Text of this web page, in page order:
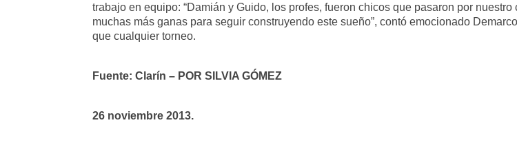
trabajo en equipo: “Damián y Guido, los profes, fueron chicos que pasaron por
muchas más ganas para seguir construyendo este sueño”, contó emocionado
que cualquier torneo.
Fuente: Clarín – POR SILVIA GÓMEZ
26 noviembre 2013.